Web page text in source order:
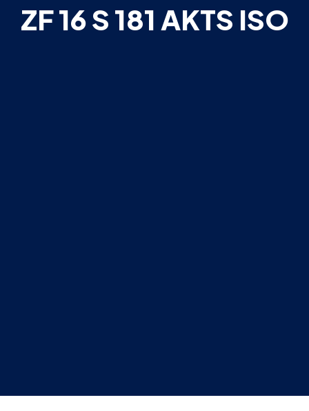
ZF 16 S 181 AKTS ISO